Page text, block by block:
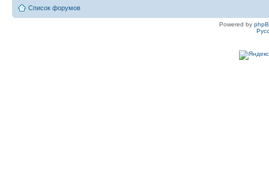
Список форумов
Powered by